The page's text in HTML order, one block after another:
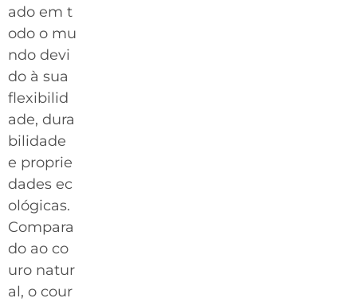
ado em t
odo o mu
ndo devi
do à sua
flexibilid
ade, dura
bilidade
e proprie
dades ec
ológicas.
Compara
do ao co
uro natur
al, o cour